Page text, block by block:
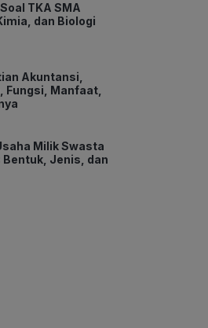
TKA SMA
dan Biologi
Akuntansi,
Fungsi, Manfaat,
Milik Swasta
Bentuk, Jenis, dan